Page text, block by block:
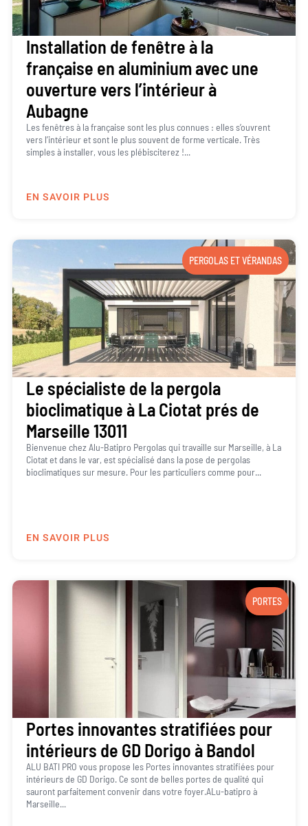
Installation de fenêtre à la
française en aluminium avec une
ouverture vers l’intérieur à
Aubagne
Les fenêtres à la française sont les plus connues : elles s’ouvrent
vers l’intérieur et sont le plus souvent de forme verticale. Très
simples à installer, vous les plébisciterez !...
EN SAVOIR PLUS
PERGOLAS ET VÉRANDAS
Le spécialiste de la pergola
bioclimatique à La Ciotat prés de
Marseille 13011
Bienvenue chez Alu-Batipro Pergolas qui travaille sur Marseille, à La
Ciotat et dans le var, est spécialisé dans la pose de pergolas
bioclimatiques sur mesure. Pour les particuliers comme pour...
EN SAVOIR PLUS
PORTES
Portes innovantes stratifiées pour
intérieurs de GD Dorigo à Bandol
ALU BATI PRO vous propose les Portes innovantes stratifiées pour
intérieurs de GD Dorigo. Ce sont de belles portes de qualité qui
sauront parfaitement convenir dans votre foyer.ALu-batipro à
Marseille...